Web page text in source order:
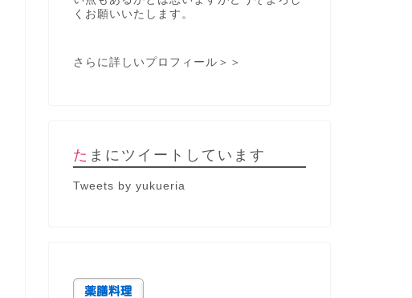
くお願いいたします。
さらに詳しいプロフィール＞＞
たまにツイートしています
Tweets by yukueria